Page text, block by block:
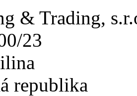
& Trading,
23
republika